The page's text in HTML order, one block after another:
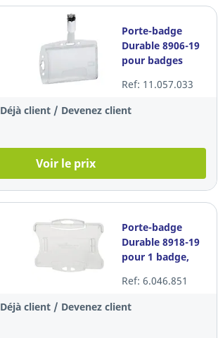
Porte-badge
Durable 8906-19
pour badges
transparent, les
40 badges
Ref: 11.057.033
Déjà client / Devenez client
Voir le prix
Porte-badge
Durable 8918-19
pour 1 badge,
10 pièces
Ref: 6.046.851
Déjà client / Devenez client